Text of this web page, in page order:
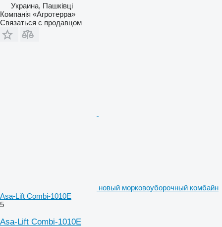
Украина, Пашківці
Компанія «Агротерра»
Связаться с продавцом
новый морковоуборочный комбайн
Asa-Lift Combi-1010E
5
Asa-Lift Combi-1010E